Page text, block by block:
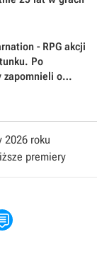
- RPG akcji
Po
zapomnieli o
2026 roku
premiery